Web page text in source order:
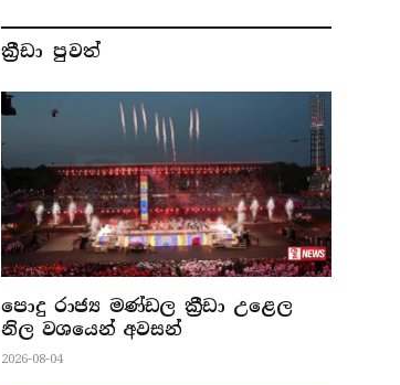
ක්‍රීඩා පුවත්
පොදු රාජ්‍ය මණ්ඩල ක්‍රීඩා උළෙල
නිල වශයෙන් අවසන්
2026-08-04